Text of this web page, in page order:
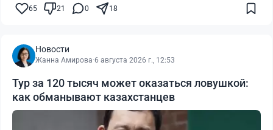
65 21 0 18
Новости
Жанна Амирова·6 августа 2026 г., 12:53
Тур за 120 тысяч может оказаться ловушкой:
как обманывают казахстанцев